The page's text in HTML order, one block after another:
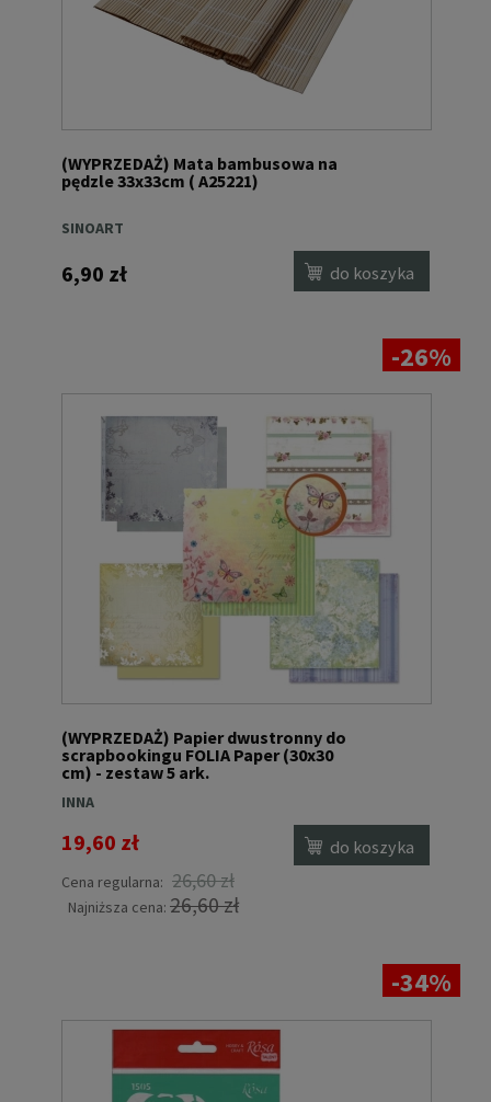
(WYPRZEDAŻ) Mata bambusowa na
pędzle 33x33cm ( A25221)
SINOART
6,90 zł do koszyka
(WYPRZEDAŻ) Papier dwustronny do
scrapbookingu FOLIA Paper (30x30
cm) - zestaw 5 ark.
INNA
19,60 zł
Cena regularna: 26,60 zł
Najniższa cena: 26,60 zł
do koszyka
-26%
-34%